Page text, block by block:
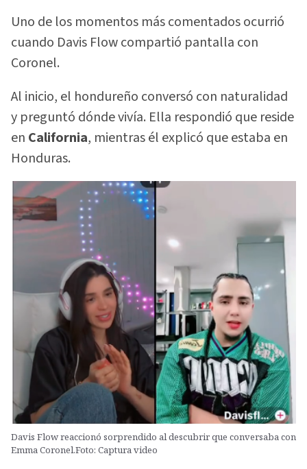
Uno de los momentos más comentados ocurrió
cuando Davis Flow compartió pantalla con
Coronel.
Al inicio, el hondureño conversó con naturalidad
y preguntó dónde vivía. Ella respondió que reside
en California, mientras él explicó que estaba en
Honduras.
Davis Flow reaccionó sorprendido al descubrir que conversaba con
Emma Coronel.Foto: Captura video